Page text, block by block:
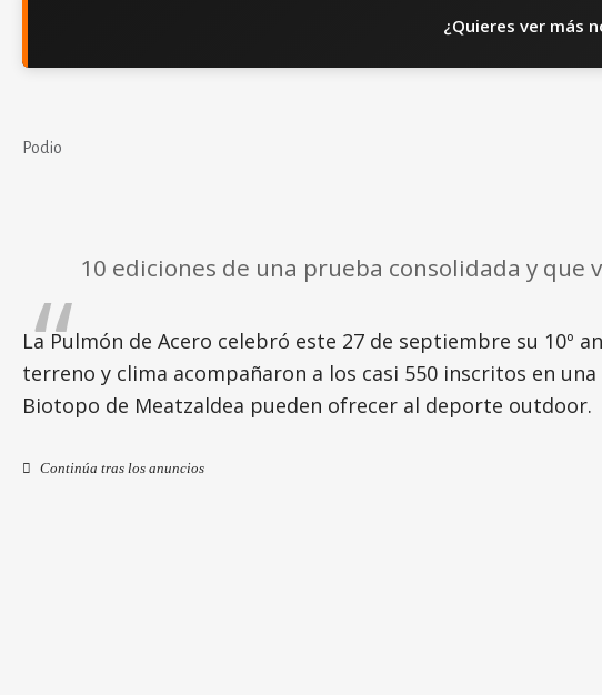
¿Quieres ver más
Podio
10 ediciones de una prueba consolidada y que
La Pulmón de Acero celebró este 27 de septiembre su 10º
terreno y clima acompañaron a los casi 550 inscritos en
Biotopo de Meatzaldea pueden ofrecer al deporte outdoor.
Continúa tras los anuncios